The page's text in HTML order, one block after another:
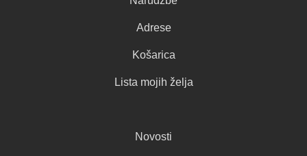
Adrese
Košarica
Lista mojih želja
Novosti